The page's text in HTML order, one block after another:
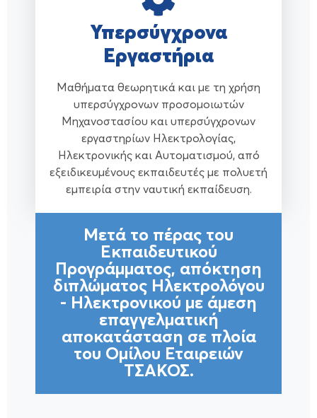
Υπερσύγχρονα
Εργαστήρια
Μαθήματα θεωρητικά και με τη χρήση
υπερσύγχρονων προσομοιωτών
Μηχανοστασίου και υπερσύγχρονων
εργαστηρίων Ηλεκτρολογίας,
Ηλεκτρονικής και Αυτοματισμού, από
εξειδικευμένους εκπαιδευτές με πολυετή
εμπειρία στην ναυτική εκπαίδευση.
Μετά το πέρας του
Εκπαιδευτικού
Προγράμματος, απόκτηση
διπλώματος Ηλεκτρολόγου
- Ηλεκτρονικού με άμεση
επαγγελματική
αποκατάσταση σε πλοία
του Ομίλου Εταιρειών
ΤΣΑΚΟΣ.